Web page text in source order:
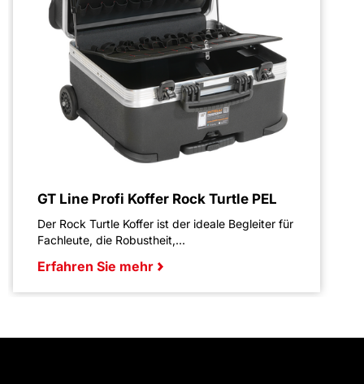
GT Line Profi Koffer Rock Turtle PEL
Der Rock Turtle Koffer ist der ideale Begleiter für
Fachleute, die Robustheit,...
Erfahren Sie mehr